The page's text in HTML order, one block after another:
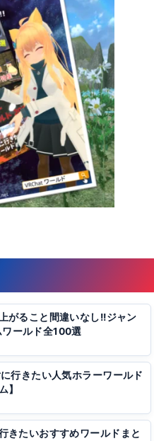
がること間違いなし!!ジャン
ールド全100選
行きたい人気ホラーワールド
】
きたいおすすめワールドまと